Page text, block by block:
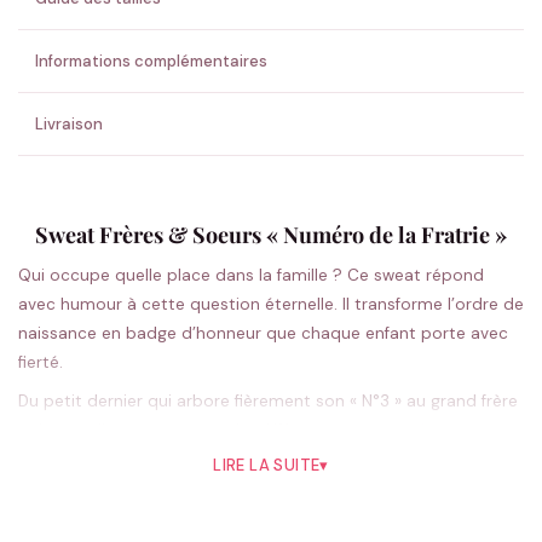
💚 Retour sous 24-48h🇫🇷 Flocage en France✅ Validation avant fabrication
Informations complémentaires
Livraison
Sweat Frères & Soeurs « Numéro de la Fratrie »
Qui occupe quelle place dans la famille ? Ce sweat répond
avec humour à cette question éternelle. Il transforme l’ordre de
naissance en badge d’honneur que chaque enfant porte avec
fierté.
Du petit dernier qui arbore fièrement son « N°3 » au grand frère
complicité unique entre frères et sœurs. Les numéros
LIRE LA SUITE▾